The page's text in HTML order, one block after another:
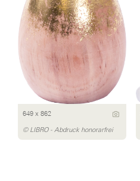
649 x 862
© LIBRO - Abdruck honorarfrei